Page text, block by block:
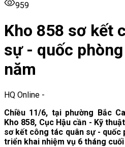
959
Kho 858 sơ kết
sự - quốc
năm
HQ Online -
Chiều 11/6, tại phường Bắc
Kho 858, Cục Hậu cần - Kỹ
sơ kết công tác quân sự - quốc
triển khai nhiệm vụ 6 tháng